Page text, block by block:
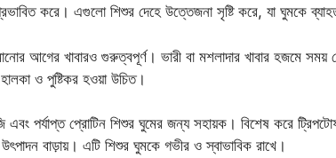
করে। এগুলো শিশুর দেহে উত্তেজনা সৃষ্টি করে, যা ঘুমকে
আগের খাবারও গুরুত্বপূর্ণ। ভারী বা মশলাদার খাবার হজমে
হালকা ও পুষ্টিকর হওয়া উচিত।
পর্যাপ্ত প্রোটিন শিশুর ঘুমের জন্য সহায়ক। বিশেষ করে
উৎপাদন বাড়ায়। এটি শিশুর ঘুমকে গভীর ও স্বাভাবিক রাখে।